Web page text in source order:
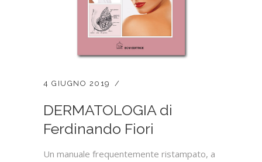
4 GIUGNO 2019
DERMATOLOGIA di
Ferdinando Fiori
Un manuale frequentemente ristampato, a